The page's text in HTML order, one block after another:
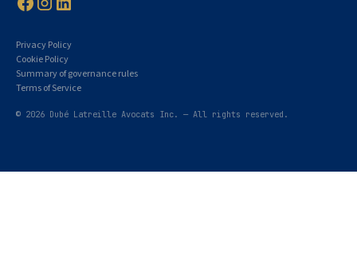
© 2026 Dubé Latreille Avocats Inc. — All rights reserved.
Privacy Policy
Cookie Policy
Summary of governance rules
Terms of Service